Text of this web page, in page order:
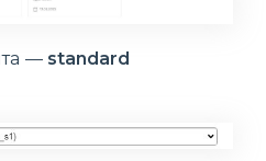
— standard